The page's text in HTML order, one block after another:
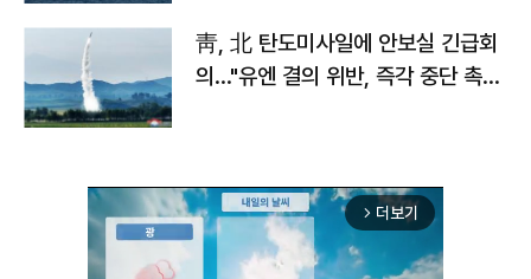
靑, 北 탄도미사일에 안보실 긴급회
의…"유엔 결의 위반, 즉각 중단 촉
arrow_forward_ios 더보기